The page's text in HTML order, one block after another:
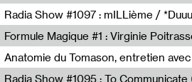
Sophie Auger-Grappin
Radia Show #1097 : mILLième /
Formule Magique #1 : Virginie
Nathalie Lacroix,Virginie Poitrasson
Loraine Baud,Sylvain Cardonnel